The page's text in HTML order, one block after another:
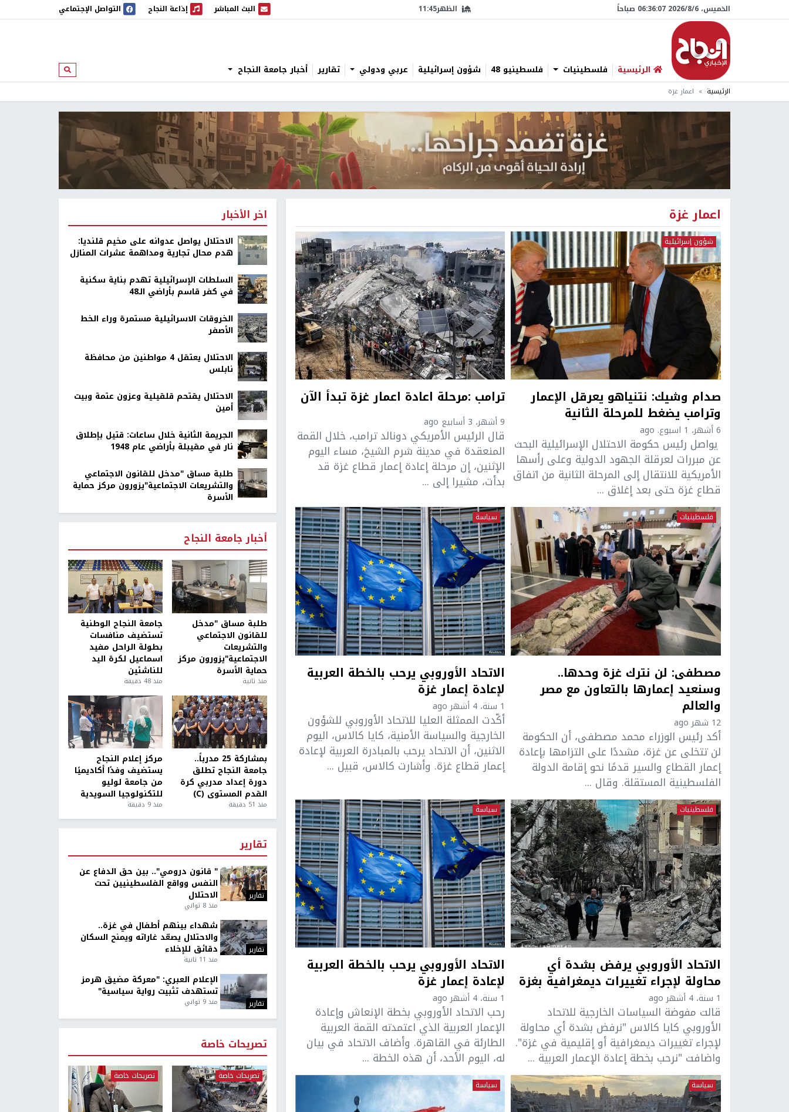
الخميس، 6/‏8/‏2026 06:36:08 صباحاً الظهر11:45 البث المباشر
البث المباشر إذاعة النجاح
إذاعة النجاح التواصل الإجتماعي
الرئيسية فلسطينيات فلسطينيو 48 شؤون إسرائيلية عربي ودولي تقارير أخبار جامعة النجاح ابحث
الرئيسية اعمار غزة
اعمار غزة
شؤون إسرائيلية
صدام وشيك: نتنياهو يعرقل الإعمار
وترامب يضغط للمرحلة الثانية
6 أشهر، 1 اسبوع. ago
يواصل رئيس حكومة الاحتلال الإسرائيلية البحث
عن مبررات لعرقلة الجهود الدولية وعلى رأسها
الأمريكية للانتقال إلى المرحلة الثانية من اتفاق
قطاع غزة حتى بعد إغلاق ...
ترامب :مرحلة اعادة اعمار غزة تبدأ الآن
9 أشهر، 3 أسابيع ago
قال الرئيس الأمريكي دونالد ترامب، خلال القمة
المنعقدة في مدينة شرم الشيخ، مساء اليوم
الإثنين، إن مرحلة إعادة إعمار قطاع غزة قد
بدأت، مشيرا إلى ...
فلسطينيات
مصطفى: لن نترك غزة وحدها..
وسنعيد إعمارها بالتعاون مع مصر
والعالم
12 شهر ago
أكد رئيس الوزراء محمد مصطفى، أن الحكومة
لن تتخلى عن غزة، مشددًا على التزامها بإعادة
إعمار القطاع والسير قدمًا نحو إقامة الدولة
الفلسطينية المستقلة. وقال ...
سياسة
الاتحاد الأوروبي يرحب بالخطة العربية
لإعادة إعمار غزة
1 سنة، 4 أشهر ago
أكّدت الممثلة العليا للاتحاد الأوروبي للشؤون
الخارجية والسياسة الأمنية، كايا كالاس، اليوم
الاثنين، أن الاتحاد يرحب بالمبادرة العربية لإعادة
إعمار قطاع غزة. وأشارت كالاس، قبيل ...
فلسطينيات
الاتحاد الأوروبي يرفض بشدة أي
محاولة لإجراء تغييرات ديمغرافية بغزة
1 سنة، 4 أشهر ago
قالت مفوضة السياسات الخارجية للاتحاد
الأوروبي كايا كالاس "نرفض بشدة أي محاولة
لإجراء تغييرات ديمغرافية أو إقليمية في غزة".
واضافت "نرحب بخطة إعادة الإعمار العربية ...
سياسة
الاتحاد الأوروبي يرحب بالخطة العربية
لإعادة إعمار غزة
1 سنة، 4 أشهر ago
رحب الاتحاد الأوروبي بخطة الإنعاش وإعادة
الإعمار العربية الذي اعتمدته القمة العربية
الطارئة في القاهرة. وأضاف الاتحاد في بيان
له، اليوم الأحد، أن هذه الخطة ...
سياسة سياسة
اخر الأخبار
الاحتلال يواصل عدوانه على مخيم قلنديا:
هدم محال تجارية ومداهمة عشرات المنازل
السلطات الإسرائيلية تهدم بناية سكنية
في كفر قاسم بأراضي الـ48
الخروقات الاسرائيلية مستمرة وراء الخط
الأصفر
الاحتلال يعتقل 4 مواطنين من محافظة
نابلس
الاحتلال يقتحم قلقيلية وعزون عتمة وبيت
أمين
الجريمة الثانية خلال ساعات: قتيل بإطلاق
نار في مقيبلة بأراضي عام 1948
طلبة مساق "مدخل للقانون الاجتماعي
والتشريعات الاجتماعية"يزورون مركز حماية
الأسرة
أخبار جامعة النجاح
طلبة مساق "مدخل
للقانون الاجتماعي
والتشريعات
الاجتماعية"يزورون مركز
حماية الأسرة
منذ ثانية
جامعة النجاح الوطنية
تستضيف منافسات
بطولة الراحل مفيد
اسماعيل لكرة اليد
للناشئين
منذ 48 دقيقة
بمشاركة 25 مدرباً..
جامعة النجاح تطلق
دورة إعداد مدربي كرة
القدم المستوى (C)
منذ 51 دقيقة
مركز إعلام النجاح
يستضيف وفدًا أكاديميًا
من جامعة لوليو
للتكنولوجيا السويدية
منذ 9 دقيقة
تقارير
تقارير
" قانون درومي".. بين حق الدفاع عن
النفس وواقع الفلسطينيين تحت
الاحتلال
منذ 8 ثواني
تقارير
شهداء بينهم أطفال في غزة..
والاحتلال يصعّد غاراته ويمنح السكان
دقائق للإخلاء
منذ 11 ثانية
تقارير
الإعلام العبري: "معركة مضيق هرمز
تستهدف تثبيت رواية سياسية"
منذ 9 ثواني
تصريحات خاصة
تصريحات خاصة تصريحات خاصة